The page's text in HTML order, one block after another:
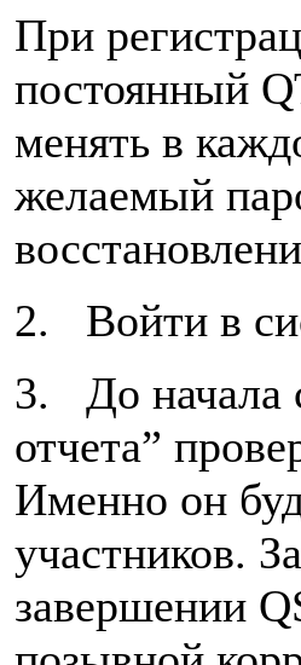
При
постоянный
менять в
желаемый
2. Войти в
3. До начала
отчета”
Именно он
участников.
завершении